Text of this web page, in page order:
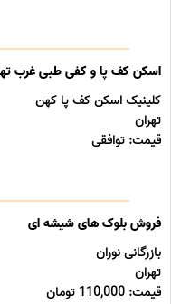
اسکن کف پا و کفی طبی غرب
کلینیک اسکن کف پا کهن
تهران
قیمت: توافقی
فروش بلوک های شیشه ای
بازرگانی نوران
تهران
قیمت: 110,000 تومان